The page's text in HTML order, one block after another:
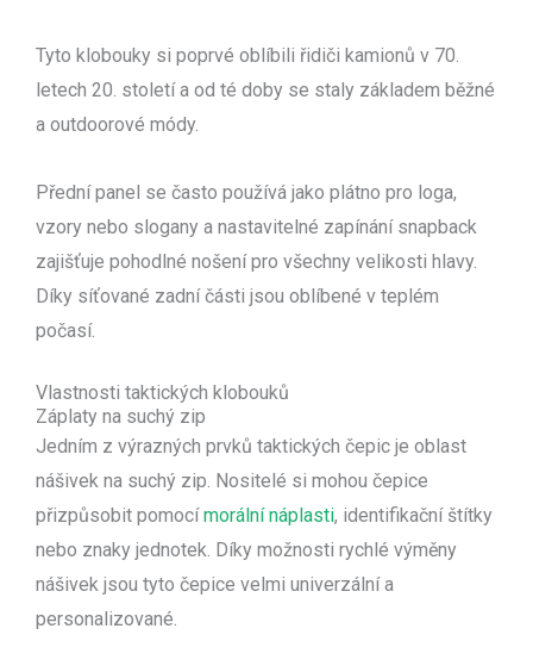
Tyto klobouky si poprvé oblíbili řidiči kamionů v 70.
letech 20. století a od té doby se staly základem běžné
a outdoorové módy.
Přední panel se často používá jako plátno pro loga,
vzory nebo slogany a nastavitelné zapínání snapback
zajišťuje pohodlné nošení pro všechny velikosti hlavy.
Díky síťované zadní části jsou oblíbené v teplém
počasí.
Vlastnosti taktických klobouků
Záplaty na suchý zip
Jedním z výrazných prvků taktických čepic je oblast
nášivek na suchý zip. Nositelé si mohou čepice
přizpůsobit pomocímorální náplasti, identifikační štítky
nebo znaky jednotek. Díky možnosti rychlé výměny
nášivek jsou tyto čepice velmi univerzální a
personalizované.